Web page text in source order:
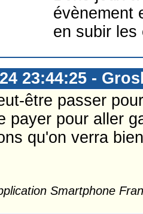
évènement
en subir les
23:44:25 -
être passer
payer pour aller
qu'on verra
Smartphone